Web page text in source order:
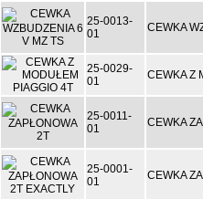
25-0013-
01
CEWKA
25-0029-
01
CEWKA Z
25-0011-
01
CEWKA
25-0001-
01
CEWKA